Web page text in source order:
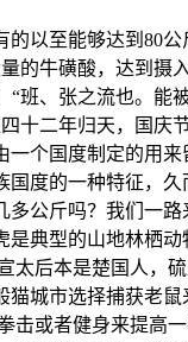
至能够达到80公
的牛磺酸，达到摄
班、张之流也。能
十二年归天，国庆
个国度制定的用
度的一种特征，
公斤吗？我们一
典型的山地林栖
后本是楚国人，
城市选择捕获老
击或者健身来提高